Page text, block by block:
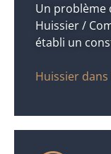
Un problème
Huissier /
établi un
Huissier dans